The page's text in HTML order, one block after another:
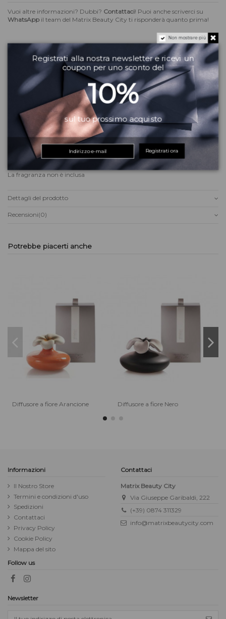
Vuoi altre informazioni? Dubbi? Contattaci! Puoi anche scriverci su
WhatsAppil team del Matrix Beauty City ti risponderà quanto prima!
Scegliete il vostro diffusore Air Designe e abbinateci la vostra fragranza
Millefiori® preferita.
Materiale: ceramica
Confezione: cartone rigido Millefiori
Stile: classico
Colore: Bianco
Disponibile in due formati: piccolo e mini
La fragranza non è inclusa
Dettagli del prodotto
Recensioni(0)
Potrebbe piacerti anche
Diffusore a fiore Arancione Diffusore a fiore Nero
Informazioni
Il Nostro Store
Termini e condizioni d'uso
Spedizioni
Contattaci
Privacy Policy
Cookie Policy
Mappa del sito
Contattaci
Matrix Beauty City
Via Giuseppe Garibaldi, 222
(+39) 0874 311329
info@matrixbeautycity.com
Follow us
Newsletter
Non mostrare più
Registrati alla nostra newsletter e ricevi un
coupon per uno sconto del
10%
sul tuo prossimo acquisto
Registrati ora